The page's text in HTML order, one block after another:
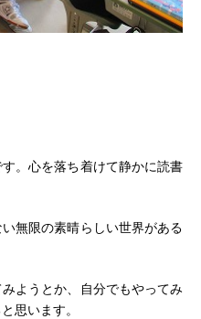
。心を落ち着けて静かに読書
無限の素晴らしい世界がある
ようとか、自分でもやってみ
思います。